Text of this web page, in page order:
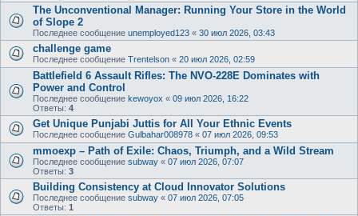
The Unconventional Manager: Running Your Store in the World
of Slope 2
Последнее сообщение unemployed123 « 30 июл 2026, 03:43
challenge game
Последнее сообщение Trentelson « 20 июл 2026, 02:59
Battlefield 6 Assault Rifles: The NVO-228E Dominates with
Power and Control
Последнее сообщение kewoyox « 09 июл 2026, 16:22
Ответы: 4
Get Unique Punjabi Juttis for All Your Ethnic Events
Последнее сообщение Gulbahar008978 « 07 июл 2026, 09:53
mmoexp – Path of Exile: Chaos, Triumph, and a Wild Stream
Последнее сообщение subway « 07 июл 2026, 07:07
Ответы: 3
Building Consistency at Cloud Innovator Solutions
Последнее сообщение subway « 07 июл 2026, 07:05
Ответы: 1